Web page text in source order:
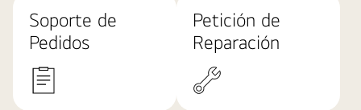
Soporte de
Pedidos
Petición de
Reparación